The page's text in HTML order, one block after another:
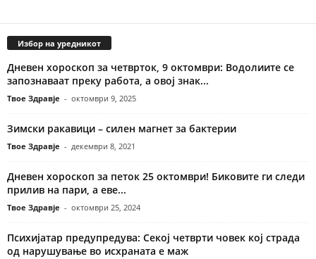
Избор на уредникот
Дневен хороскоп за четврток, 9 октомври: Водолиите се
запознаваат преку работа, а овој знак...
Твое Здравје - октомври 9, 2025
Зимски ракавици – силен магнет за бактерии
Твое Здравје - декември 8, 2021
Дневен хороскоп за петок 25 октомври! Биковите ги следи
прилив на пари, а еве...
Твое Здравје - октомври 25, 2024
Психијатар предупредува: Секој четврти човек кој страда
од нарушување во исхраната е маж